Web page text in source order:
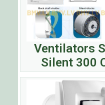
Ventilators
Silent 300